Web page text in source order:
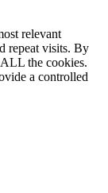
relevant
repeat visits. By
the cookies.
a controlled